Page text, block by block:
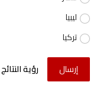
ليبيا
تركيا
إرسال رؤية النتائج